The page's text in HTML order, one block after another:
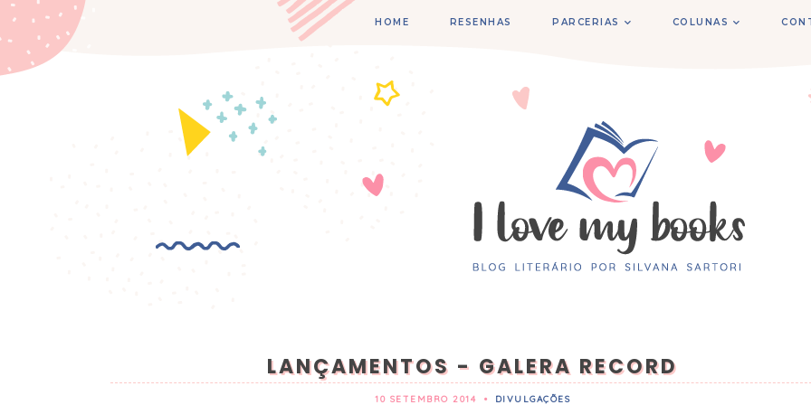
HOME RESENHAS PARCERIAS COLUNAS
LANÇAMENTOS - GALERA RECORD
10 SETEMBRO 2014 • DIVULGAÇÕES